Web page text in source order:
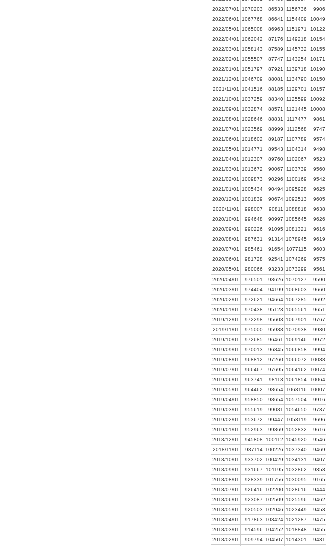
2022/07/01
1070203 86533 1156736 9906
2022/06/01
1067768 86641 1154409 10049
2022/05/01
1065008 86963 1151971 10122
2022/04/01
1062042 87176 1149218 10154
2022/03/01
1058143 87589 1145732 10155
2022/02/01
1055507 87747 1143254 10171
2022/01/01
1051797 87921 1139718 10190
2021/12/01
1046709 88081 1134790 10150
2021/11/01
1041516 88185 1129701 10157
2021/10/01
1037259 88340 1125599 10092
2021/09/01
1032874 88571 1121445 10008
2021/08/01
1028646 88831 1117477 9861
2021/07/01
1023569 88999 1112568 9747
2021/06/01
1018602 89187 1107789 9574
2021/05/01
1014771 89543 1104314 9498
2021/04/01
1012307 89760 1102067 9523
2021/03/01
1013672 90067 1103739 9560
2021/02/01
1009873 90296 1100169 9542
2021/01/01
1005434 90494 1095928 9625
2020/12/01
1001839 90674 1092513 9605
2020/11/01
998007 90811 1088818 9638
2020/10/01
994648 90997 1085645 9626
2020/09/01
990226 91095 1081321 9616
2020/08/01
987631 91314 1078945 9619
2020/07/01
985461 91654 1077115 9603
2020/06/01
981728 92541 1074269 9575
2020/05/01
980066 93233 1073299 9561
2020/04/01
976501 93626 1070127 9590
2020/03/01
974404 94199 1068603 9660
2020/02/01
972621 94664 1067285 9692
2020/01/01
970438 95123 1065561 9651
2019/12/01
972298 95603 1067901 9767
2019/11/01
975000 95938 1070938 9930
2019/10/01
972685 96461 1069146 9972
2019/09/01
970013 96845 1066858 9994
2019/08/01
968812 97260 1066072 10088
2019/07/01
966467 97695 1064162 10074
2019/06/01
963741 98113 1061854 10064
2019/05/01
964462 98654 1063116 10007
2019/04/01
958850 98654 1057504 9916
2019/03/01
955619 99031 1054650 9737
2019/02/01
953672 99447 1053119 9696
2019/01/01
952963 99869 1052832 9616
2018/12/01
945808 100112 1045920 9546
2018/11/01
937114 100226 1037340 9469
2018/10/01
933702 100429 1034131 9407
2018/09/01
931667 101195 1032862 9353
2018/08/01
928339 101756 1030095 9165
2018/07/01
926416 102200 1028616 9444
2018/06/01
923087 102509 1025596 9462
2018/05/01
920503 102946 1023449 9453
2018/04/01
917863 103424 1021287 9475
2018/03/01
914596 104252 1018848 9455
2018/02/01
909794 104507 1014301 9431